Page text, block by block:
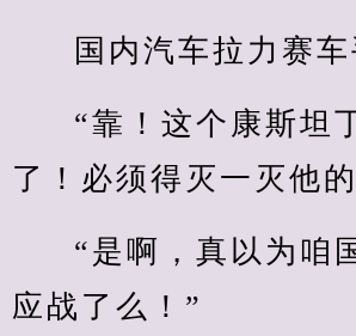
国内汽车拉力赛车
“靠！这个康斯坦
了！必须得灭一灭他
“是啊，真以为咱
应战了么！”